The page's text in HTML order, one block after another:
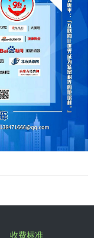
收费标准